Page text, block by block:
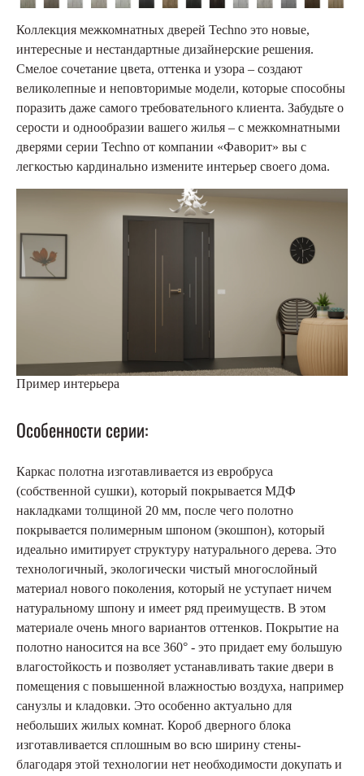
Коллекция межкомнатных дверей Techno это новые,
интересные и нестандартные дизайнерские решения.
Смелое сочетание цвета, оттенка и узора – создают
великолепные и неповторимые модели, которые способны
поразить даже самого требовательного клиента. Забудьте о
серости и однообразии вашего жилья – с межкомнатными
дверями серии Techno от компании «Фаворит» вы с
легкостью кардинально измените интерьер своего дома.
Пример интерьера
Особенности серии:
Каркас полотна изготавливается из евробруса
(собственной сушки), который покрывается МДФ
накладками толщиной 20 мм, после чего полотно
покрывается полимерным шпоном (экошпон), который
идеально имитирует структуру натурального дерева. Это
технологичный, экологически чистый многослойный
материал нового поколения, который не уступает ничем
натуральному шпону и имеет ряд преимуществ. В этом
материале очень много вариантов оттенков. Покрытие на
полотно наносится на все 360° - это придает ему большую
влагостойкость и позволяет устанавливать такие двери в
помещения с повышенной влажностью воздуха, например
санузлы и кладовки. Это особенно актуально для
небольших жилых комнат. Короб дверного блока
изготавливается сплошным во всю ширину стены-
благодаря этой технологии нет необходимости докупать и